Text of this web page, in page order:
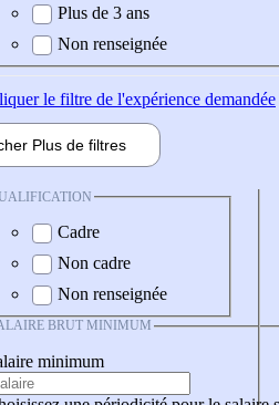
Plus de 3 ans
Non renseignée
le filtre de l'expérience demandée
Plus de filtres
Cadre
Non cadre
Non renseignée
BRUT MINIMUM
minimum